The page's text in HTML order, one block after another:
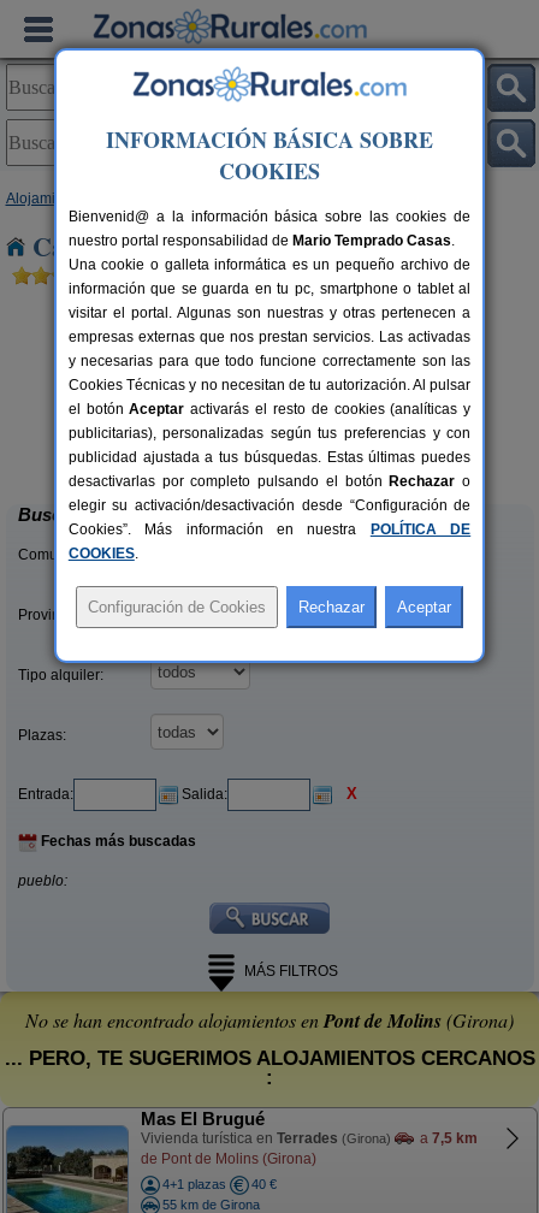
Alojamientos
Casas Rurales cerca de Pont de Molins
12-20 pers.
desde40 €
Casa Rural Can Xargay
Mata (Girona)
Buscar
Comunidades:
Provincias/Islas:
Tipo alquiler:
Plazas:
Entrada: Salida: X
Fechas más buscadas
pueblo:
MÁS FILTROS
No se han encontrado alojamientos enPont de Molins(Girona)
... PERO, TE SUGERIMOS ALOJAMIENTOS CERCANOS
:
Mas El Brugué
Vivienda turística en Terrades (Girona) a 7,5 km
de Pont de Molins (Girona)
4+1 plazas
40 €
55 km de Girona
INFORMACIÓN BÁSICA SOBRE
COOKIES
Bienvenid@ a la información básica sobre las cookies de
nuestro portal responsabilidad de Mario Temprado Casas.
Una cookie o galleta informática es un pequeño archivo de
información que se guarda en tu pc, smartphone o tablet al
visitar el portal. Algunas son nuestras y otras pertenecen a
empresas externas que nos prestan servicios. Las activadas
y necesarias para que todo funcione correctamente son las
Cookies Técnicas y no necesitan de tu autorización. Al pulsar
el botónAceptar activarás el resto de cookies (analíticas y
publicitarias), personalizadas según tus preferencias y con
publicidad ajustada a tus búsquedas. Estas últimas puedes
desactivarlas por completo pulsando el botón Rechazar o
elegir su activación/desactivación desde “Configuración de
Cookies”. Más información en nuestra
POLÍTICA DE
COOKIES.